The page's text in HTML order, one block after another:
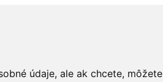
údaje, ale ak chcete,